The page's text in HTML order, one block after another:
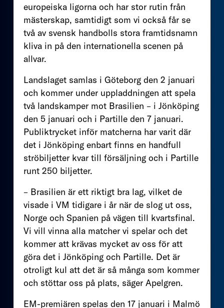
europeiska ligorna och har stor rutin från
mästerskap, samtidigt som vi också får se
två av svensk handbolls stora framtidsnamn
kliva in på den internationella scenen på
allvar.
Landslaget samlas i Göteborg den 2 januari
och kommer under uppladdningen att spela
två landskamper mot Brasilien – i Jönköping
den 5 januari och i Partille den 7 januari.
Publiktrycket inför matcherna har varit där
det i Jönköping enbart finns en handfull
ströbiljetter kvar till försäljning och i Partille
runt 250 biljetter.
– Brasilien är ett riktigt bra lag, vilket de
visade i VM tidigare i år när de slog ut oss,
Norge och Spanien på vägen till kvartsfinal.
Vi vill vinna alla matcher vi spelar och det
kommer att krävas mycket av oss för att
göra det i Jönköping och Partille. Det är
otroligt kul att det är så många som kommer
och stöttar oss på plats, säger Apelgren.
EM-premiären spelas den 17 januari i Malmö